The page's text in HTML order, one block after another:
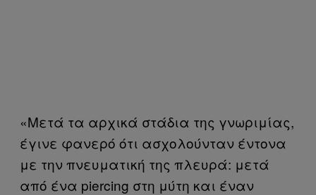
«Μετά τα αρχικά στάδια της γνωριμίας,
έγινε φανερό ότι ασχολούνταν έντονα
με την πνευματική της πλευρά: μετά
από ένα piercing στη μύτη και έναν